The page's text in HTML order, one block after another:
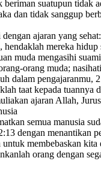
suatupun tidak
dan tidak sanggup
ajaran yang sehat:
mereka
muda mengasihi
orang muda;
dalam pengajaranmu,
taat kepada tuannya
ajaran Allah,
semua manusia
dengan menantikan
untuk membebaskan kita
orang dengan